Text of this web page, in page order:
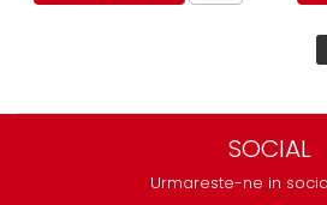
SOCIAL
Urmareste-ne in